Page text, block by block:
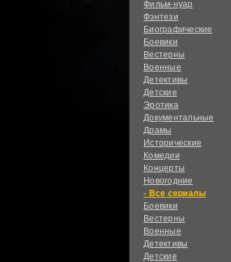
Фильм-нуар
Фэнтези
Биографические
Боевики
Вестерны
Военные
Детективы
Детские
Эротика
Документальные
Драмы
Исторические
Комедии
Концерты
Новогодние
сериалы
Боевики
Вестерны
Военные
Детективы
Детские